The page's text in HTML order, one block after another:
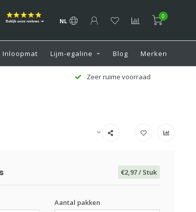
NL
0
Inloopmat Lijm-egaline Blog Merken
ruime voorraad Klantenservice 7
€2,97/ Stuk
Aantal pakken